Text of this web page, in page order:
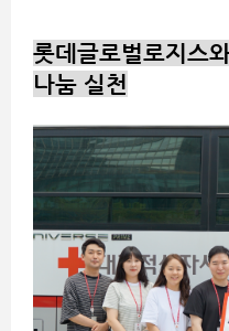
롯데글로벌로지스
나눔 실천